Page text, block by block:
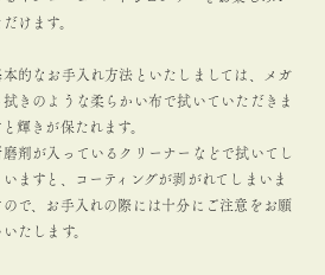
だけます。
本的なお手入れ方法といたしましては、メガ
拭きのような柔らかい布で拭いていただきま
と輝きが保たれます。
磨剤が入っているクリーナーなどで拭いてし
いますと、コーティングが剥がれてしまいま
ので、お手入れの際には十分にご注意をお願
いたします。